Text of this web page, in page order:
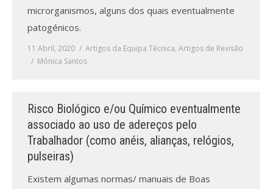
microrganismos, alguns dos quais eventualmente
patogénicos.
11 Abril, 2020 Artigos da Equipa Técnica, Artigos de Revisão
Mónica Santos
Risco Biológico e/ou Químico eventualmente
associado ao uso de adereços pelo
Trabalhador (como anéis, alianças, relógios,
pulseiras)
Existem algumas normas/ manuais de Boas